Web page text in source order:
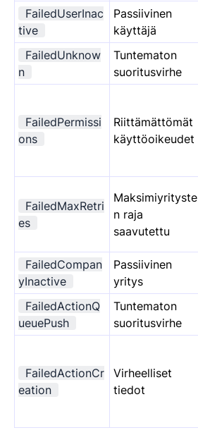
FailedUserInac
tive
Passiivinen
käyttäjä
FailedUnknow
n
Tuntematon
suoritusvirhe
FailedPermissi
ons
Riittämättömät
käyttöoikeudet
FailedMaxRetri
es
Maksimiyrityste
n raja
saavutettu
FailedCompan
yInactive
Passiivinen
yritys
FailedActionQ
ueuePush
Tuntematon
suoritusvirhe
FailedActionCr
eation
Virheelliset
tiedot